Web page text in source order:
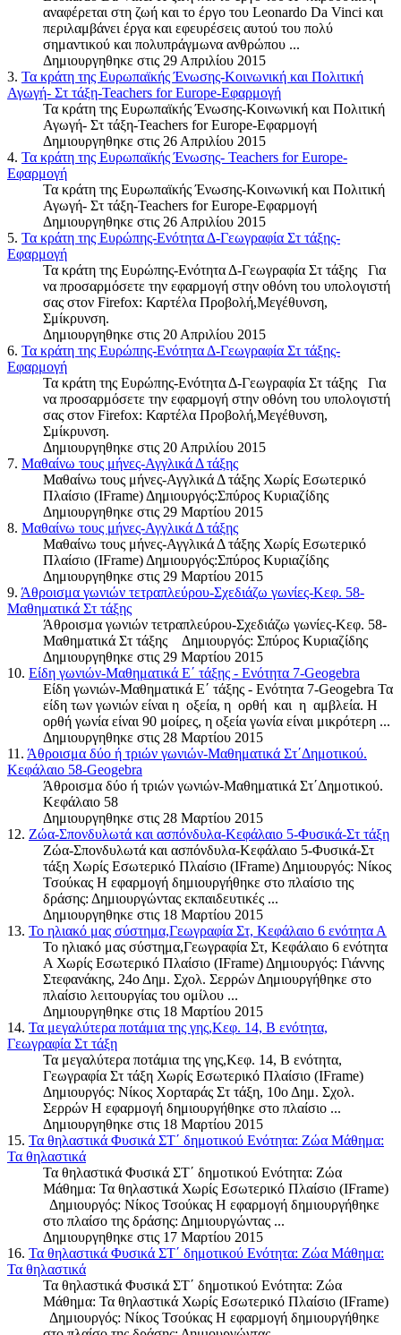
αναφέρεται στη ζωή και το έργο του Leonardo Da Vinci και
περιλαμβάνει έργα και εφευρέσεις αυτού του πολύ
σημαντικού και πολυπράγμωνα ανθρώπου ...
Δημιουργηθηκε στις 29 Απριλίου 2015
3. Τα κράτη της Ευρωπαϊκής Ένωσης-Κοινωνική και Πολιτική
Αγωγή- Στ τάξη-Teachers for Europe-Εφαρμογή
Τα κράτη της Ευρωπαϊκής Ένωσης-Κοινωνική και Πολιτική
Αγωγή- Στ τάξη-Teachers for Europe-Εφαρμογή
Δημιουργηθηκε στις 26 Απριλίου 2015
4. Τα κράτη της Ευρωπαϊκής Ένωσης- Teachers for Europe-
Εφαρμογή
Τα κράτη της Ευρωπαϊκής Ένωσης-Κοινωνική και Πολιτική
Αγωγή- Στ τάξη-Teachers for Europe-Εφαρμογή
Δημιουργηθηκε στις 26 Απριλίου 2015
5. Τα κράτη της Ευρώπης-Ενότητα Δ-Γεωγραφία Στ τάξης-
Εφαρμογή
Τα κράτη της Ευρώπης-Ενότητα Δ-Γεωγραφία Στ τάξης Για
να προσαρμόσετε την εφαρμογή στην οθόνη του υπολογιστή
σας στον Firefox: Καρτέλα Προβολή,Μεγέθυνση,
Σμίκρυνση.
Δημιουργηθηκε στις 20 Απριλίου 2015
6. Τα κράτη της Ευρώπης-Ενότητα Δ-Γεωγραφία Στ τάξης-
Εφαρμογή
Τα κράτη της Ευρώπης-Ενότητα Δ-Γεωγραφία Στ τάξης Για
να προσαρμόσετε την εφαρμογή στην οθόνη του υπολογιστή
σας στον Firefox: Καρτέλα Προβολή,Μεγέθυνση,
Σμίκρυνση.
Δημιουργηθηκε στις 20 Απριλίου 2015
7. Μαθαίνω τους μήνες-Αγγλικά Δ τάξης
Μαθαίνω τους μήνες-Αγγλικά Δ τάξης Χωρίς Εσωτερικό
Πλαίσιο (IFrame) Δημιουργός:Σπύρος Κυριαζίδης
Δημιουργηθηκε στις 29 Μαρτίου 2015
8. Μαθαίνω τους μήνες-Αγγλικά Δ τάξης
Μαθαίνω τους μήνες-Αγγλικά Δ τάξης Χωρίς Εσωτερικό
Πλαίσιο (IFrame) Δημιουργός:Σπύρος Κυριαζίδης
Δημιουργηθηκε στις 29 Μαρτίου 2015
9. Άθροισμα γωνιών τετραπλεύρου-Σχεδιάζω γωνίες-Κεφ. 58-
Μαθηματικά Στ τάξης
Άθροισμα γωνιών τετραπλεύρου-Σχεδιάζω γωνίες-Κεφ. 58-
Μαθηματικά Στ τάξης Δημιουργός: Σπύρος Κυριαζίδης
Δημιουργηθηκε στις 29 Μαρτίου 2015
10. Είδη γωνιών-Μαθηματικά Ε΄ τάξης - Ενότητα 7-Geogebra
Είδη γωνιών-Μαθηματικά Ε΄ τάξης - Ενότητα 7-Geogebra Τα
είδη των γωνιών είναι η οξεία, η ορθή και η αμβλεία. Η
ορθή γωνία είναι 90 μοίρες, η οξεία γωνία είναι μικρότερη ...
Δημιουργηθηκε στις 28 Μαρτίου 2015
11. Άθροισμα δύο ή τριών γωνιών-Μαθηματικά Στ΄Δημοτικού.
Κεφάλαιο 58-Geogebra
Άθροισμα δύο ή τριών γωνιών-Μαθηματικά Στ΄Δημοτικού.
Κεφάλαιο 58
Δημιουργηθηκε στις 28 Μαρτίου 2015
12. Ζώα-Σπονδυλωτά και ασπόνδυλα-Κεφάλαιο 5-Φυσικά-Στ τάξη
Ζώα-Σπονδυλωτά και ασπόνδυλα-Κεφάλαιο 5-Φυσικά-Στ
τάξη Χωρίς Εσωτερικό Πλαίσιο (IFrame) Δημιουργός: Νίκος
Τσούκας Η εφαρμογή δημιουργήθηκε στο πλαίσιο της
δράσης: Δημιουργώντας εκπαιδευτικές ...
Δημιουργηθηκε στις 18 Μαρτίου 2015
13. Το ηλιακό μας σύστημα,Γεωγραφία Στ, Kεφάλαιο 6 ενότητα Α
Το ηλιακό μας σύστημα,Γεωγραφία Στ, Kεφάλαιο 6 ενότητα
Α Χωρίς Εσωτερικό Πλαίσιο (IFrame) Δημιουργός: Γιάννης
Στεφανάκης, 24ο Δημ. Σχολ. Σερρών Δημιουργήθηκε στο
πλαίσιο λειτουργίας του ομίλου ...
Δημιουργηθηκε στις 18 Μαρτίου 2015
14. Τα μεγαλύτερα ποτάμια της γης,Κεφ. 14, Β ενότητα,
Γεωγραφία Στ τάξη
Τα μεγαλύτερα ποτάμια της γης,Κεφ. 14, Β ενότητα,
Γεωγραφία Στ τάξη Χωρίς Εσωτερικό Πλαίσιο (IFrame)
Δημιουργός: Νίκος Χορταράς Στ τάξη, 10ο Δημ. Σχολ.
Σερρών Η εφαρμογή δημιουργήθηκε στο πλαίσιο ...
Δημιουργηθηκε στις 18 Μαρτίου 2015
15. Τα θηλαστικά Φυσικά ΣΤ΄ δημοτικού Ενότητα: Ζώα Μάθημα:
Τα θηλαστικά
Τα θηλαστικά Φυσικά ΣΤ΄ δημοτικού Ενότητα: Ζώα
Μάθημα: Τα θηλαστικά Χωρίς Εσωτερικό Πλαίσιο (IFrame)
Δημιουργός: Νίκος Τσούκας Η εφαρμογή δημιουργήθηκε
στο πλαίσο της δράσης: Δημιουργώντας ...
Δημιουργηθηκε στις 17 Μαρτίου 2015
16. Τα θηλαστικά Φυσικά ΣΤ΄ δημοτικού Ενότητα: Ζώα Μάθημα:
Τα θηλαστικά
Τα θηλαστικά Φυσικά ΣΤ΄ δημοτικού Ενότητα: Ζώα
Μάθημα: Τα θηλαστικά Χωρίς Εσωτερικό Πλαίσιο (IFrame)
Δημιουργός: Νίκος Τσούκας Η εφαρμογή δημιουργήθηκε